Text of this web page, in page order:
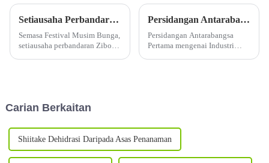
Setiausaha Perbandaran Zibo Jiang Dun Tao disiasat di pangkalan Yiyuan Shiitake Mushroom Perindustrian Pembasmian Kemiskinan Bioteknologi Qihe
Semasa Festival Musim Bunga,
setiausaha perbandaran Zibo
Persidangan Antarabangsa Pertama mengenai Industri Cendawan
Persidangan Antarabangsa
Pertama mengenai Industri
Carian Berkaitan
Shiitake Dehidrasi Daripada Asas Penanaman